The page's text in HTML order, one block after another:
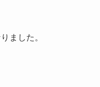
ました。